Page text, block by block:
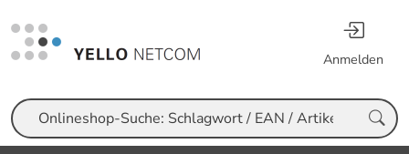
Anmelden
Suche